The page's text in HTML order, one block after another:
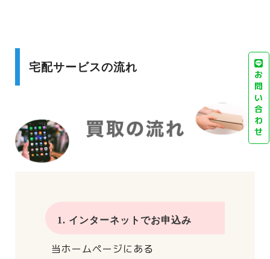
宅配サービスの流れ
1. インターネットでお申込み
当ホームページにある
お
問
い
合
わ
せ